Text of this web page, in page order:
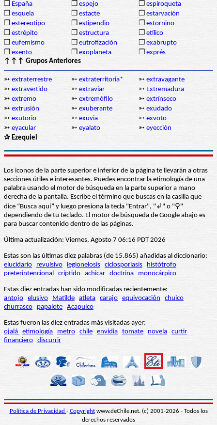
❒ España ❒ espejo ❒ espiroqueta
❒ esquela ❒ estacte ❒ estarvación
❒ estereotipo ❒ estipendio ❒ estornino
❒ estrépito ❒ estructura ❒ etílico
❒ eufemismo ❒ eutrofización ❒ exabrupto
❒ exento ❒ exoplaneta ❒ exprés
↑↑↑ Grupos Anteriores
➳ extraterrestre ➳ extraterritoria* ➳ extravagante
➳ extravertido ➳ extraviar ➳ Extremadura
➳ extremo ➳ extremófilo ➳ extrínseco
➳ extrusión ➳ exuberante ➳ exudado
➳ exutorio ➳ exuvia ➳ exvoto
➳ eyacular ➳ eyalato ➳ eyección
✰ Ezequiel
Los iconos de la parte superior e inferior de la página te llevarán a otras
secciones útiles e interesantes. Puedes encontrar la etimología de una
palabra usando el motor de búsqueda en la parte superior a mano
derecha de la pantalla. Escribe el término que buscas en la casilla que
dice “Busca aquí” y luego presiona la tecla "Entrar", "↲" o "⚲"
dependiendo de tu teclado. El motor de búsqueda de Google abajo es
para buscar contenido dentro de las páginas.
Última actualización: Viernes, Agosto 7 06:16 PDT 2026
Estas son las últimas diez palabras (de 15.865) añadidas al diccionario:
elucidario
revulsivo legionelosis ciclosporiasis
histótrofo
preterintencional críptido achicar doctrina monocárpico
Estas diez entradas han sido modificadas recientemente:
antojo elusivo Matilde atleta carajo equivocación
chuico
churrasco
papalote Acapulco
Estas fueron las diez entradas más visitadas ayer:
ojalá etimología metro chile envidia tomate novela curtir
financiero discurrir
Política de Privacidad - Copyrightwww.deChile.net. (c) 2001-2026 - Todos los
derechos reservados